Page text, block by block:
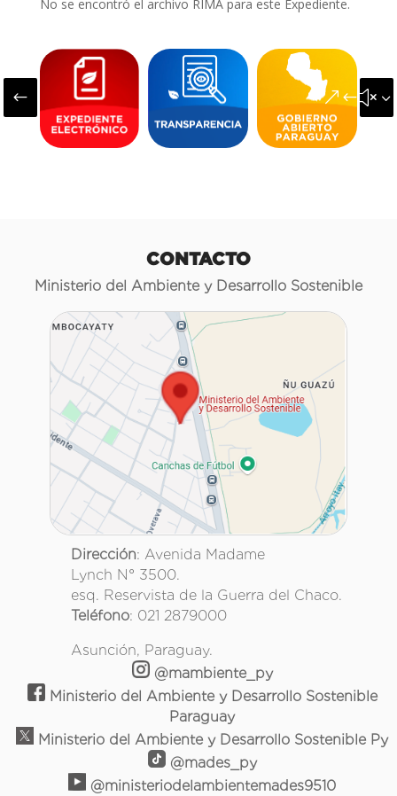
No se encontró el archivo RIMA para este Expediente.
#
CONTACTO
Ministerio del Ambiente y Desarrollo Sostenible
Dirección: Avenida Madame
Lynch N° 3500.
esq. Reservista de la Guerra del Chaco.
Teléfono: 021 2879000
Asunción, Paraguay.
@mambiente_py
Ministerio del Ambiente y Desarrollo Sostenible
Paraguay
Ministerio del Ambiente y Desarrollo Sostenible Py
@mades_py
@ministeriodelambientemades9510